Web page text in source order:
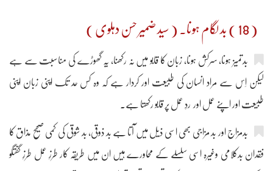
( 18 ) بد لگام ہونا۔ ( سید ضمیر حسن دہلوی )
بدتمیز ہونا، سرکش ہونا، زبان کا قابو میں نہ رکھنا، یہ گھوڑے کی مناسبت سے ہے
لیکن اِس سے مراد انسان کی طبیعت اور کردار ہے کہ وہ کس حد تک اپنی زبان اپنی
طبیعت اور اپنے عمل اور ردِ عمل پر قابو رکھتا ہے۔
بدمزاج اور بد مزاجی بھی اسی ذیل میں آتا ہے بد ذوقی، بد شوقی کی کمی صحیح مذاق کا
فقدان بدکلامی وغیرہ اسی سلسلے کے محاورے ہیں ان میں طریقہ کار طرزِ عمل طرزِ گفتگو